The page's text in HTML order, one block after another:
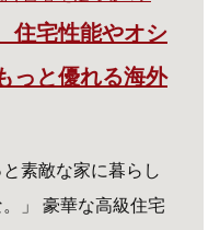
住宅性能やオシ
っと優れる海外
と素敵な家に暮らし
」 豪華な高級住宅